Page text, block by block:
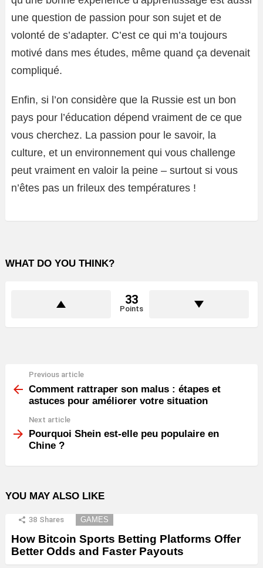
une question de passion pour son sujet et de
volonté de s’adapter. C’est ce qui m’a toujours
motivé dans mes études, même quand ça devenait
compliqué.
Enfin, si l’on considère que la Russie est un bon
pays pour l’éducation dépend vraiment de ce que
vous cherchez. La passion pour le savoir, la
culture, et un environnement qui vous challenge
peut vraiment en valoir la peine – surtout si vous
n’êtes pas un frileux des températures !
WHAT DO YOU THINK?
33
Points
more
Previous article
Comment rattraper son malus : étapes et
astuces pour améliorer votre situation
Next article
Pourquoi Shein est-elle peu populaire en
Chine ?
YOU MAY ALSO LIKE
38 Shares GAMES
How Bitcoin Sports Betting Platforms Offer
Better Odds and Faster Payouts